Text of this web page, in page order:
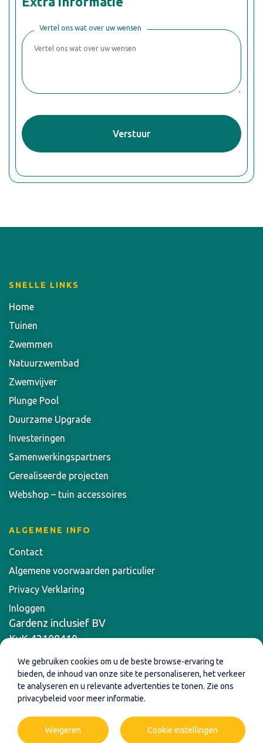
Vertel ons wat over uw wensen
SNELLE LINKS
Home
Tuinen
Zwemmen
Natuurzwembad
Zwemvijver
Plunge Pool
Duurzame Upgrade
Investeringen
Samenwerkingspartners
Gerealiseerde projecten
Webshop – tuin accessoires
ALGEMENE INFO
Contact
Algemene voorwaarden particulier
Privacy Verklaring
Inloggen
Gardenz inclusief BV
KvK 42108410
Bankrekening NL63ABNA0156021986
BTW nummer NL869.770.196.B01
We gebruiken cookies om u de beste browse-ervaring te
bieden, de inhoud van onze site te personaliseren, het verkeer
te analyseren en u relevante advertenties te tonen. Zie ons
privacybeleid voor meer informatie.
Cookie instellingen
Weigeren